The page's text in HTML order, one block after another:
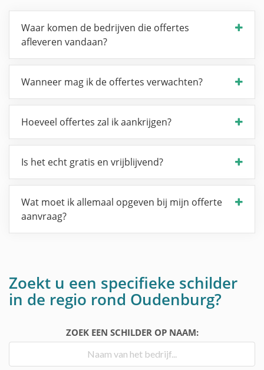
Waar komen de bedrijven die offertes
afleveren vandaan?
Wanneer mag ik de offertes verwachten?
Hoeveel offertes zal ik aankrijgen?
Is het echt gratis en vrijblijvend?
Wat moet ik allemaal opgeven bij mijn offerte
aanvraag?
Zoekt u een specifieke schilder
in de regio rond Oudenburg?
ZOEK EEN SCHILDER OP NAAM: